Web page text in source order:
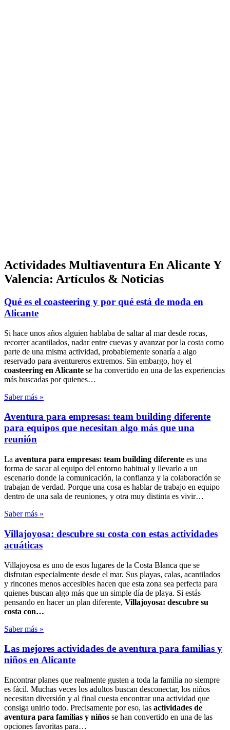
Actividades Multiaventura En Alicante Y
Valencia: Artículos & Noticias
Qué es el coasteering y por qué está de moda en
Alicante
Si hace unos años alguien hablaba de saltar al mar desde rocas,
recorrer acantilados, nadar entre cuevas y avanzar por la costa como
parte de una misma actividad, probablemente sonaría a algo
reservado para aventureros extremos. Sin embargo, hoy el
coasteering en Alicante se ha convertido en una de las experiencias
más buscadas por quienes…
Saber más »
Aventura para empresas: team building diferente
para equipos que necesitan algo más que una
reunión
La aventura para empresas: team building diferente es una
forma de sacar al equipo del entorno habitual y llevarlo a un
escenario donde la comunicación, la confianza y la colaboración se
trabajan de verdad. Porque una cosa es hablar de trabajo en equipo
dentro de una sala de reuniones, y otra muy distinta es vivir…
Saber más »
Villajoyosa: descubre su costa con estas actividades
acuáticas
Villajoyosa es uno de esos lugares de la Costa Blanca que se
disfrutan especialmente desde el mar. Sus playas, calas, acantilados
y rincones menos accesibles hacen que esta zona sea perfecta para
quienes buscan algo más que un simple día de playa. Si estás
pensando en hacer un plan diferente, Villajoyosa: descubre su
costa con…
Saber más »
Las mejores actividades de aventura para familias y
niños en Alicante
Encontrar planes que realmente gusten a toda la familia no siempre
es fácil. Muchas veces los adultos buscan desconectar, los niños
necesitan diversión y al final cuesta encontrar una actividad que
consiga unirlo todo. Precisamente por eso, las actividades de
aventura para familias y niños se han convertido en una de las
opciones favoritas para…